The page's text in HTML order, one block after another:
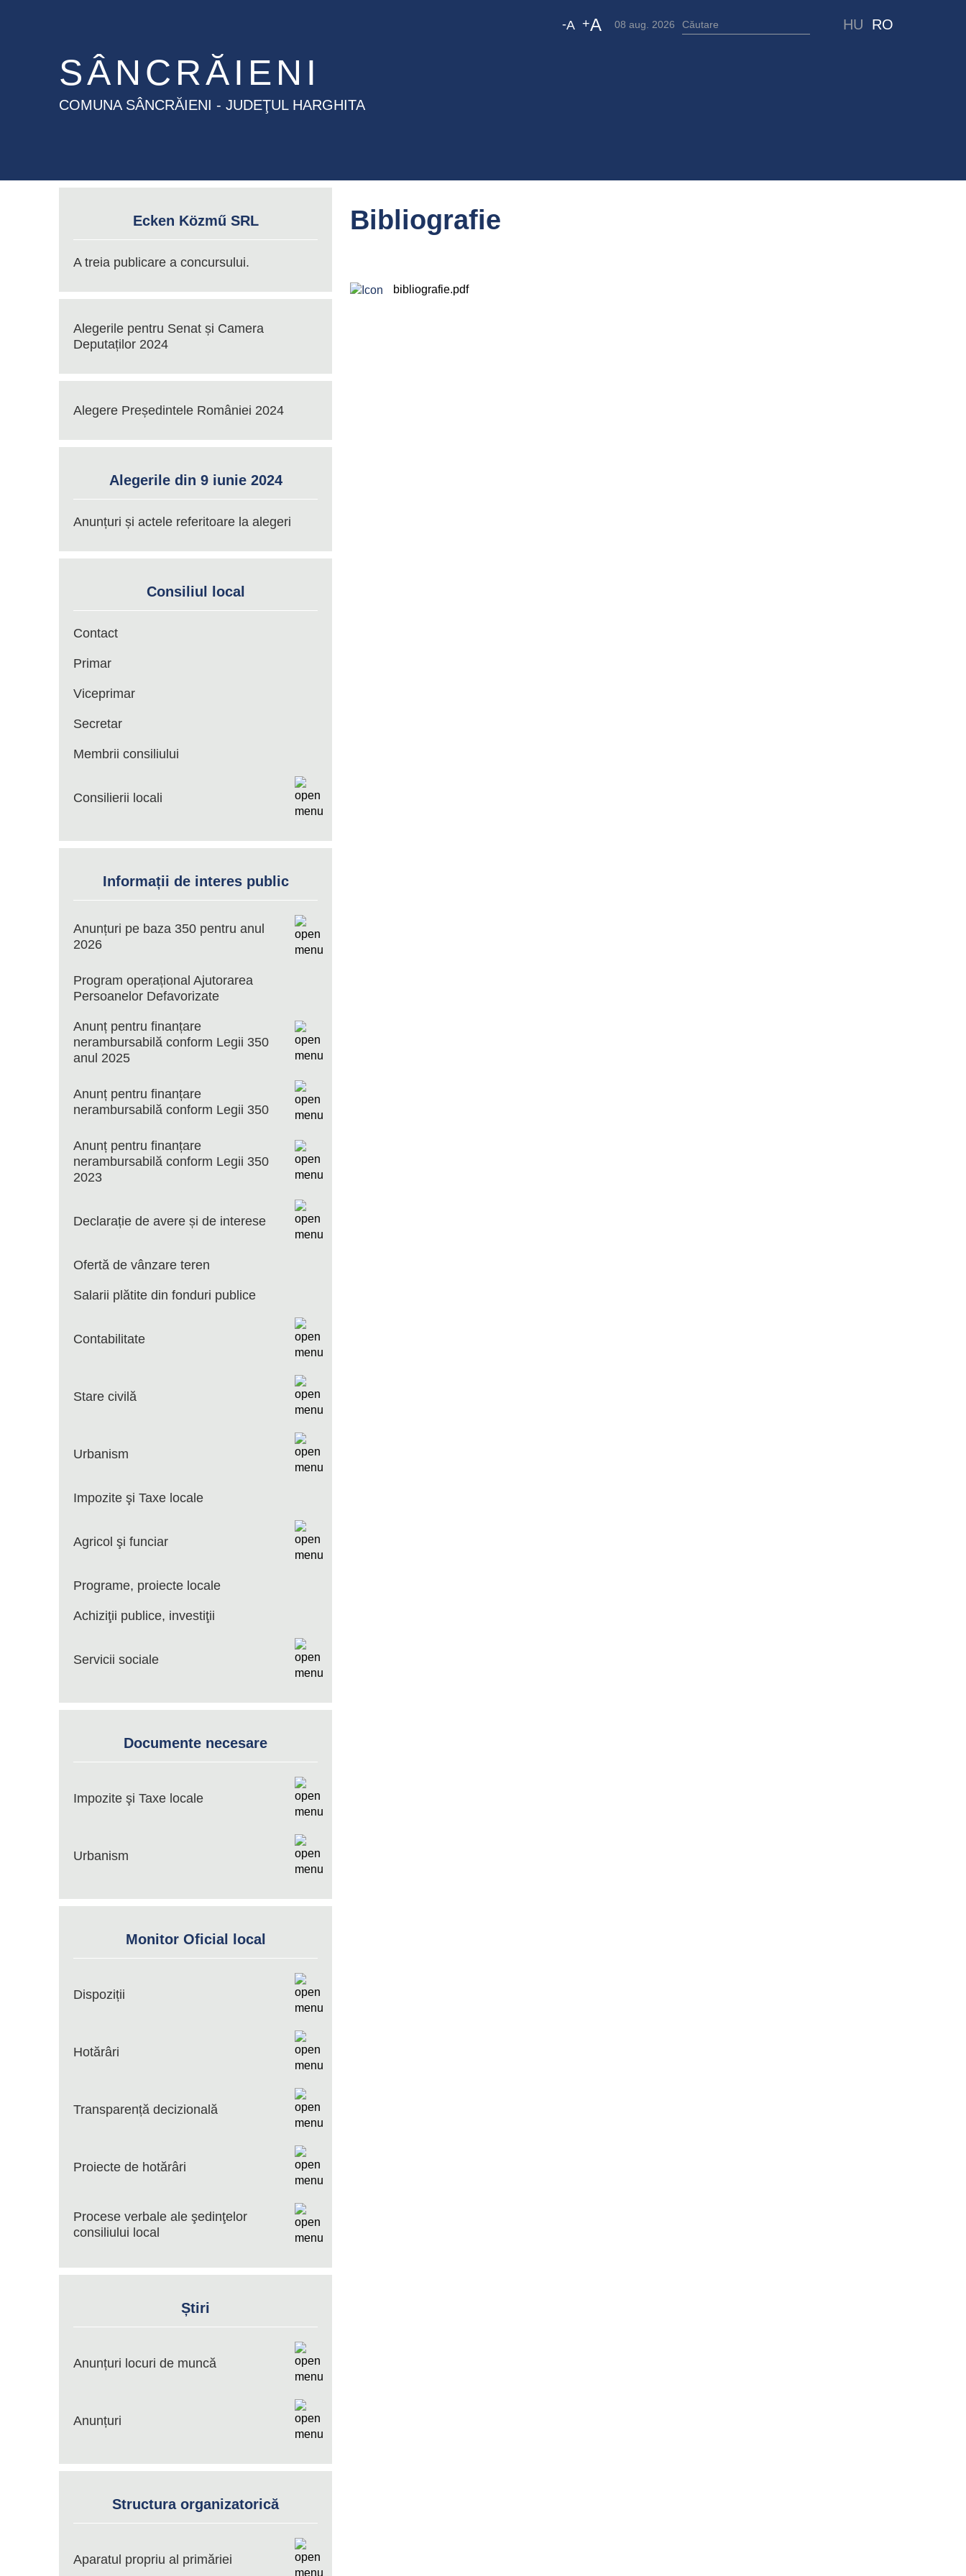
-A +A 08 aug. 2026 HU RO
SÂNCRĂIENI
COMUNA SÂNCRĂIENI - JUDEŢUL HARGHITA
Ecken Közmű SRL
A treia publicare a concursului.
Alegerile pentru Senat și Camera
Deputaților 2024
Alegere Președintele României 2024
Alegerile din 9 iunie 2024
Anunțuri și actele referitoare la alegeri
Consiliul local
Contact
Primar
Viceprimar
Secretar
Membrii consiliului
Consilierii locali
Informații de interes public
Anunțuri pe baza 350 pentru anul
2026
Program operațional Ajutorarea
Persoanelor Defavorizate
Anunț pentru finanțare
nerambursabilă conform Legii 350
anul 2025
Anunț pentru finanțare
nerambursabilă conform Legii 350
Anunț pentru finanțare
nerambursabilă conform Legii 350
2023
Declarație de avere și de interese
Ofertă de vânzare teren
Salarii plătite din fonduri publice
Contabilitate
Stare civilă
Urbanism
Impozite şi Taxe locale
Agricol şi funciar
Programe, proiecte locale
Achiziţii publice, investiţii
Servicii sociale
Documente necesare
Impozite şi Taxe locale
Urbanism
Monitor Oficial local
Dispoziții
Hotărâri
Transparență decizională
Proiecte de hotărâri
Procese verbale ale şedinţelor
consiliului local
Știri
Anunțuri locuri de muncă
Anunțuri
Structura organizatorică
Aparatul propriu al primăriei
Bibliografie
bibliografie.pdf